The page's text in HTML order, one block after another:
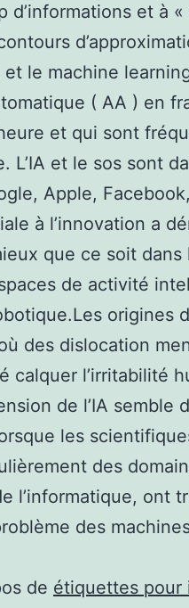
d’informations et à «
le machine
( AA ) en
et qui sont
L’IA et le sos sont
Apple,
à l’innovation a
que ce soit dans
de activité
origines
des dislocation
calquer l’irritabilité
de l’IA semble
les
des
l’informatique, ont
des
de étiquettes pour